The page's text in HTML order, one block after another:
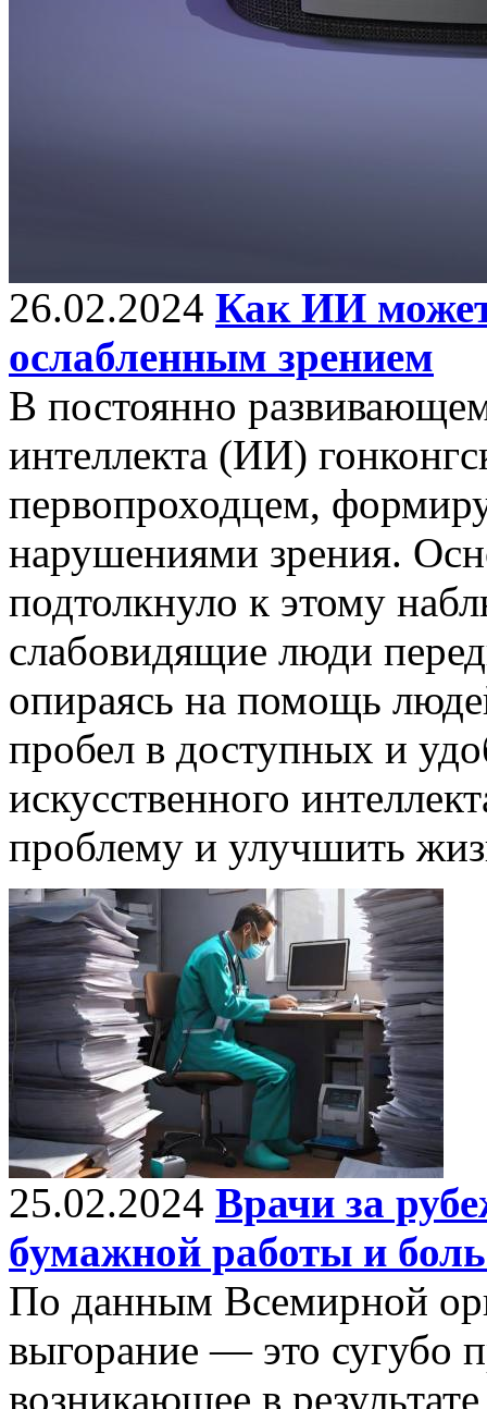
26.02.2024 Как ИИ
ослабленным зрением
В постоянно
интеллекта (ИИ)
первопроходцем,
нарушениями зрения.
подтолкнуло к этому
слабовидящие люди
опираясь на помощь
пробел в доступных и
искусственного
проблему и улучшить
25.02.2024 Врачи за
бумажной работы и
По данным Всемирной
выгорание — это сугубо
возникающее в